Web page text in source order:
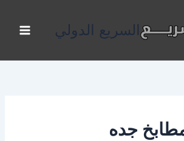
السريع الدولي
جده